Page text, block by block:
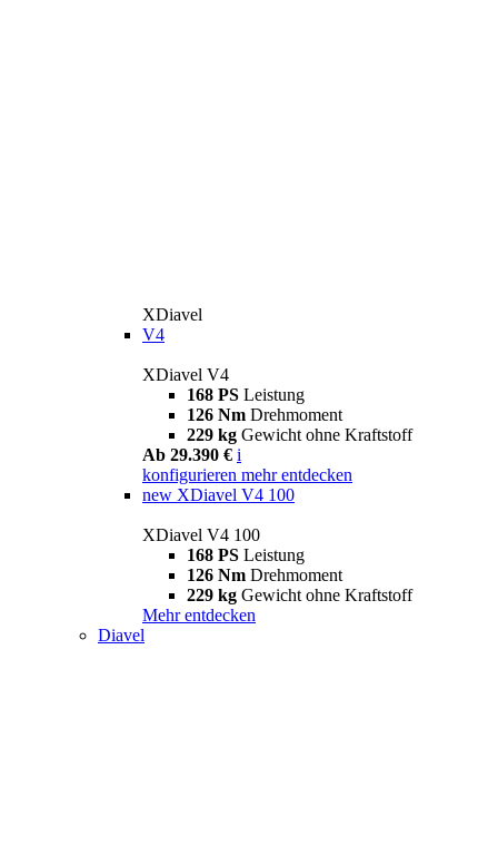
XDiavel
V4
XDiavel V4
168 PS Leistung
126 Nm Drehmoment
229 kg Gewicht ohne Kraftstoff
Ab 29.390 € i
konfigurieren mehr entdecken
new XDiavel V4 100
XDiavel V4 100
168 PS Leistung
126 Nm Drehmoment
229 kg Gewicht ohne Kraftstoff
Mehr entdecken
Diavel